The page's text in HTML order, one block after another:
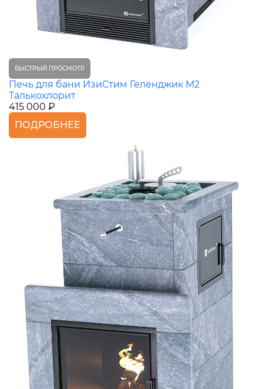
БЫСТРЫЙ ПРОСМОТР
Печь для бани ИзиСтим Геленджик М2
Талькохлорит
415 000 ₽
ПОДРОБНЕЕ